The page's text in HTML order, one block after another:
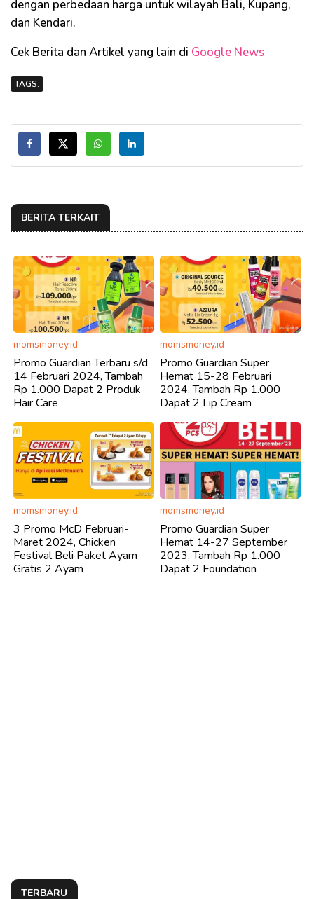
dengan perbedaan harga untuk wilayah Bali, Kupang,
dan Kendari.
Cek Berita dan Artikel yang lain di Google News
TAGS:
BERITA TERKAIT
momsmoney.id
Promo Guardian Terbaru s/d
14 Februari 2024, Tambah
Rp 1.000 Dapat 2 Produk
Hair Care
momsmoney.id
Promo Guardian Super
Hemat 15-28 Februari
2024, Tambah Rp 1.000
Dapat 2 Lip Cream
momsmoney.id
3 Promo McD Februari-
Maret 2024, Chicken
Festival Beli Paket Ayam
Gratis 2 Ayam
momsmoney.id
Promo Guardian Super
Hemat 14-27 September
2023, Tambah Rp 1.000
Dapat 2 Foundation
TERBARU